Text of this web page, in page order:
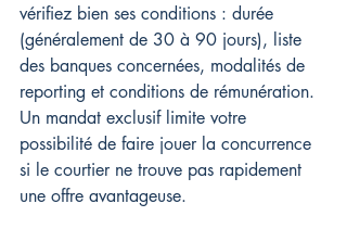
vérifiez bien ses conditions : durée
(généralement de 30 à 90 jours), liste
des banques concernées, modalités de
reporting et conditions de rémunération.
Un mandat exclusif limite votre
possibilité de faire jouer la concurrence
si le courtier ne trouve pas rapidement
une offre avantageuse.